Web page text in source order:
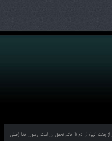
انبیاء از آدم تا خاتم تحقق آن است, رسول خدا (صلی